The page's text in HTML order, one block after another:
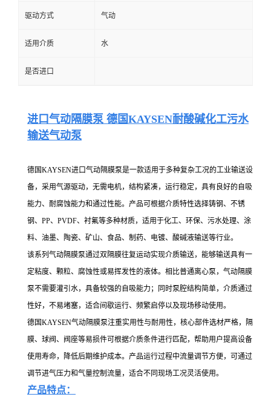
驱动方式 气动
适用介质 水
是否进口
进口气动隔膜泵 德国KAYSEN耐酸碱化工污水
输送气动泵
德国KAYSEN进口气动隔膜泵是一款适用于多种复杂工况的工业输送设
备，采用气源驱动，无需电机，结构紧凑，运行稳定，具有良好的自吸
能力、耐腐蚀能力和通过性能。产品可根据介质特性选择铸钢、不锈
钢、PP、PVDF、衬氟等多种材质，适用于化工、环保、污水处理、涂
料、油墨、陶瓷、矿山、食品、制药、电镀、酸碱液输送等行业。
该系列气动隔膜泵通过双隔膜往复运动实现介质输送，能够输送具有一
定粘度、颗粒、腐蚀性或易挥发性的液体。相比普通离心泵，气动隔膜
泵不需要灌引水，具备较强的自吸能力；同时泵腔结构简单，介质通过
性好，不易堵塞，适合间歇运行、频繁启停以及现场移动使用。
德国KAYSEN气动隔膜泵注重实用性与耐用性，核心部件选材严格，隔
膜、球阀、阀座等易损件可根据介质条件进行匹配，帮助用户提高设备
使用寿命，降低后期维护成本。产品运行过程中流量调节方便，可通过
调节进气压力和气量控制流量，适合不同现场工况灵活使用。
产品特点：